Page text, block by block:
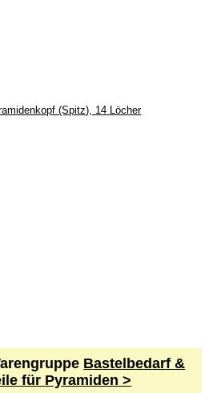
(Spitz), 14 Löcher
Bastelbedarf &
für Pyramiden >